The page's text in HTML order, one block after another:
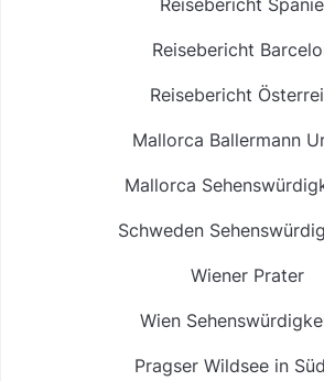
Reisebericht
Reisebericht
Mallorca Ballermann
Mallorca
Schweden
Wiener Prater
Wien
Pragser Wildsee in